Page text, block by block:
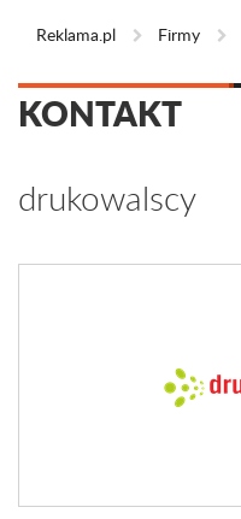
Reklama.pl Firmy
KONTAKT
drukowalscy